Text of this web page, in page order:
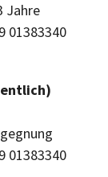
Jahre
01383340
01383340